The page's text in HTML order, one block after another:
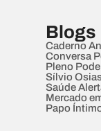
Blogs
Caderno
Conversa
Pleno
Sílvio
Saúde
Mercado
Papo